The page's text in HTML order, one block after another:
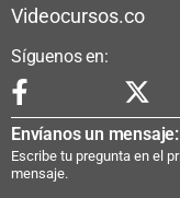
Videocursos.co
Síguenos en:
Envíanos un mensaje:
Escribe tu pregunta en el
mensaje.